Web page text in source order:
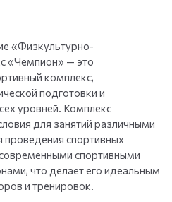
«Физкультурно-
«Чемпион» — это
комплекс,
подготовки и
уровней. Комплекс
для занятий различными
проведения спортивных
спортивными
что делает его идеальным
и тренировок.